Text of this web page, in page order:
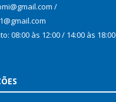
/
08:00 às 12:00 / 14:00 às 18:00